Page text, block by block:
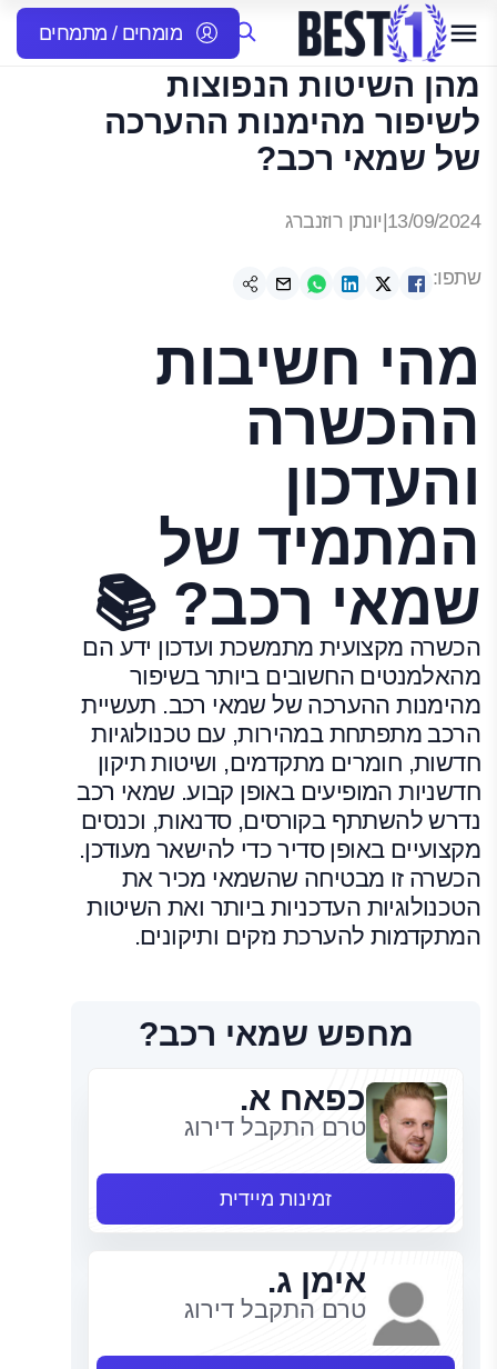
מומחים / מתמחים
מהן השיטות הנפוצות
לשיפור מהימנות ההערכה
של שמאי רכב?
13/09/2024 יונתן רוזנברג
שתפו:
מהי חשיבות
ההכשרה
והעדכון
המתמיד של
שמאי רכב? 📚
הכשרה מקצועית מתמשכת ועדכון ידע הם
מהאלמנטים החשובים ביותר בשיפור
מהימנות ההערכה של שמאי רכב. תעשיית
הרכב מתפתחת במהירות, עם טכנולוגיות
חדשות, חומרים מתקדמים, ושיטות תיקון
חדשניות המופיעים באופן קבוע. שמאי רכב
נדרש להשתתף בקורסים, סדנאות, וכנסים
מקצועיים באופן סדיר כדי להישאר מעודכן.
הכשרה זו מבטיחה שהשמאי מכיר את
הטכנולוגיות העדכניות ביותר ואת השיטות
המתקדמות להערכת נזקים ותיקונים.
מחפש שמאי רכב?
כפאח א.
טרם התקבל דירוג
זמינות מיידית
אימן ג.
טרם התקבל דירוג